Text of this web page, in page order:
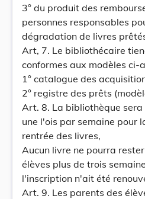
3° du produit des
personnes responsables
dégradation de livres
Art, 7. Le bibliothécaire
conformes aux modèles ci-
1° catalogue des
2° registre des prêts
Art. 8. La bibliothèque
une l'ois par semaine pour
rentrée des livres,
Aucun livre ne pourra
élèves plus de trois
l'inscription n'ait été
Art. 9. Les parents des